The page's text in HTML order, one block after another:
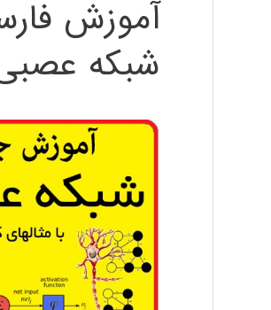
آموزش
شبکه